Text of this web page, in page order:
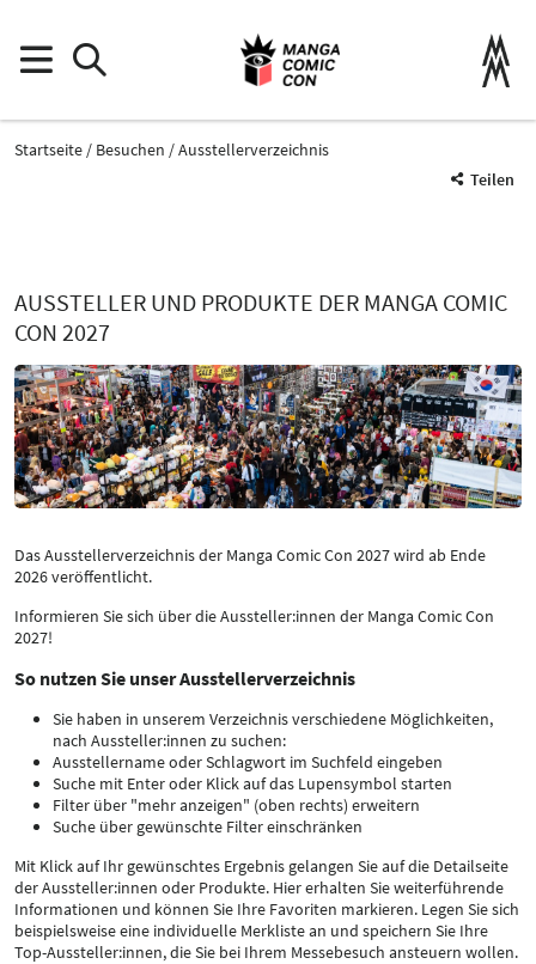
Startseite Besuchen
Ausstellerverzeichnis
Teilen
AUSSTELLER UND PRODUKTE DER MANGA COMIC
CON 2027
Das Ausstellerverzeichnis der Manga Comic Con 2027 wird ab Ende
2026 veröffentlicht.
Informieren Sie sich über die Aussteller:innen der Manga Comic Con
2027!
So nutzen Sie unser Ausstellerverzeichnis
Sie haben in unserem Verzeichnis verschiedene Möglichkeiten,
nach Aussteller:innen zu suchen:
Ausstellername oder Schlagwort im Suchfeld eingeben
Suche mit Enter oder Klick auf das Lupensymbol starten
Filter über "mehr anzeigen" (oben rechts) erweitern
Suche über gewünschte Filter einschränken
Mit Klick auf Ihr gewünschtes Ergebnis gelangen Sie auf die Detailseite
der Aussteller:innen oder Produkte. Hier erhalten Sie weiterführende
Informationen und können Sie Ihre Favoriten markieren. Legen Sie sich
beispielsweise eine individuelle Merkliste an und speichern Sie Ihre
Top-Aussteller:innen, die Sie bei Ihrem Messebesuch ansteuern wollen.